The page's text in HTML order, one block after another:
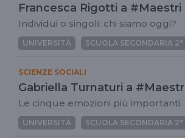
Francesca Rigotti a #Maestri
Individui o singoli: chi siamo oggi?
UNIVERSITÀ SCUOLA SECONDARIA 2°
SCIENZE SOCIALI
Gabriella Turnaturi a
Le cinque emozioni più importanti
UNIVERSITÀ SCUOLA SECONDARIA 2°